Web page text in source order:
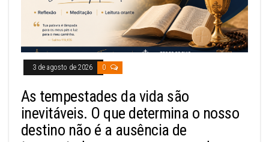
3 de agosto de 2026 0
As tempestades da vida são
inevitáveis. O que determina o nosso
destino não é a ausência de